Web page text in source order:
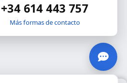
+34 614 443 757
Más formas de contacto